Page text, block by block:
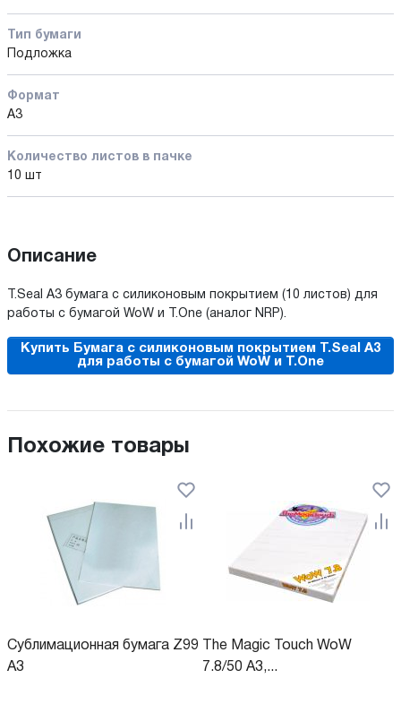
Тип бумаги
Подложка
Формат
А3
Количество листов в пачке
10 шт
Описание
T.Seal A3 бумага с силиконовым покрытием (10 листов) для
работы с бумагой WoW и T.One (аналог NRP).
Купить Бумага с силиконовым покрытием T.Seal A3
для работы с бумагой WoW и T.One
Похожие товары
Сублимационная бумага Z99
A3
The Magic Touch WoW
7.8/50 A3,...